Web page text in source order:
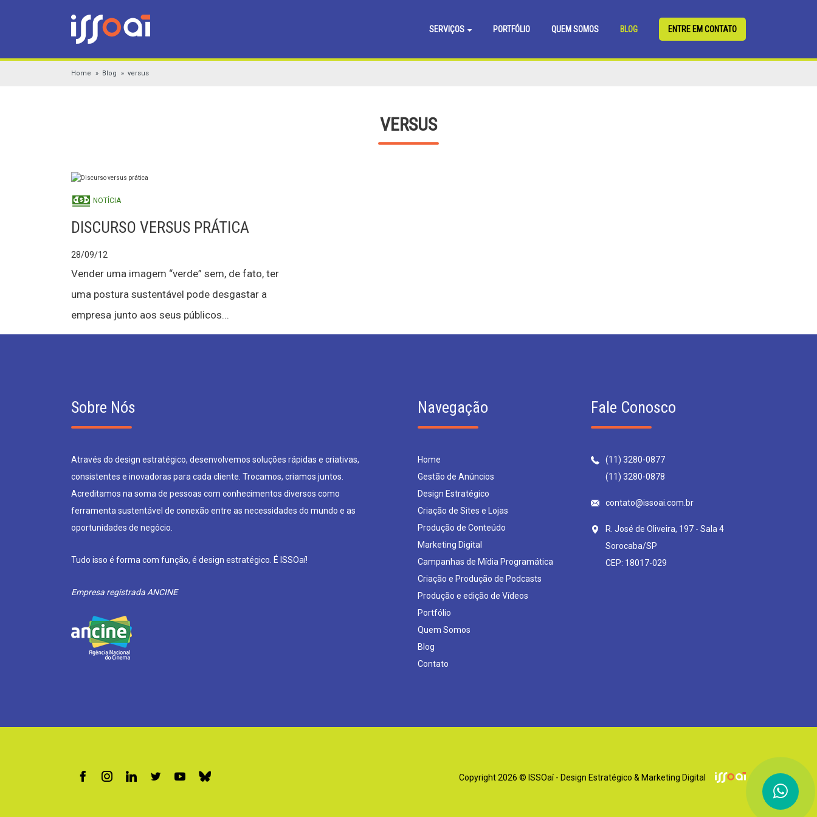
SERVIÇOS PORTFÓLIO QUEM SOMOS BLOG ENTRE EM CONTATO
Home Blog versus
VERSUS
NOTÍCIA
DISCURSO VERSUS PRÁTICA
28/09/12
Vender uma imagem “verde” sem, de fato, ter
uma postura sustentável pode desgastar a
empresa junto aos seus públicos...
Sobre Nós
Através do design estratégico, desenvolvemos soluções rápidas e criativas,
consistentes e inovadoras para cada cliente. Trocamos, criamos juntos.
Acreditamos na soma de pessoas com conhecimentos diversos como
ferramenta sustentável de conexão entre as necessidades do mundo e as
oportunidades de negócio.
Tudo isso é forma com função, é design estratégico. É ISSOaí!
Empresa registrada ANCINE
Navegação
Home
Gestão de Anúncios
Design Estratégico
Criação de Sites e Lojas
Produção de Conteúdo
Marketing Digital
Campanhas de Mídia Programática
Criação e Produção de Podcasts
Produção e edição de Vídeos
Portfólio
Quem Somos
Blog
Contato
Fale Conosco
(11) 3280-0877
(11) 3280-0878
contato@issoai.com.br
R. José de Oliveira, 197 - Sala 4
Sorocaba/SP
CEP: 18017-029
Copyright 2026 © ISSOaí - Design Estratégico & Marketing Digital